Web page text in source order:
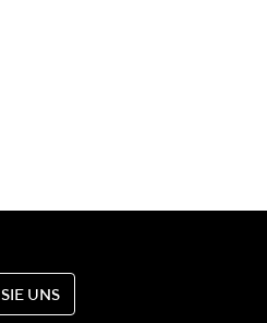
S E U NS
SIE UNS